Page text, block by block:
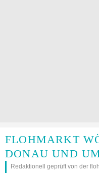
FLOHMARKT
DONAU UND
Redaktionell geprüft von der